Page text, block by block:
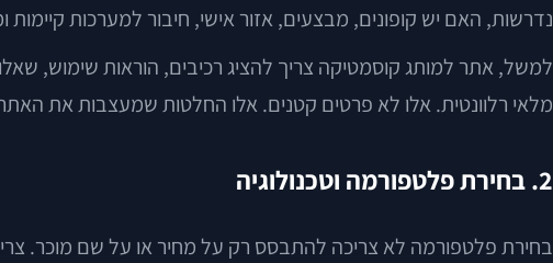
נדרשות, האם יש קופונים, מבצעים, אזור אישי, חיבור למערכות
מלאי רלוונטית. אלו לא פרטים קטנים. אלו החלטות שמעצבות את האתר
2. בחירת פלטפורמה וטכנולוגיה
בחירת פלטפורמה לא צריכה להתבסס רק על מחיר או על שם מוכר.